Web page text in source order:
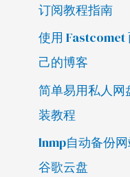
订阅教程指南
使用 Fastcomet
己的博客
简单易用私人
装教程
lnmp自动备份
谷歌云盘